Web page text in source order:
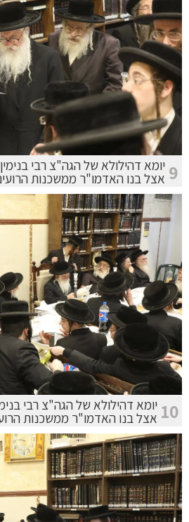
9 יומא דהילולא של הגה"צ רבי בנימין
אצל בנו האדמו"ר ממשכנות
10 יומא דהילולא של הגה"צ רבי
אצל בנו האדמו"ר ממשכנות